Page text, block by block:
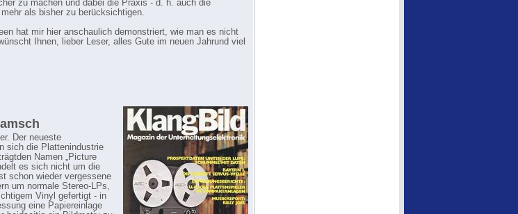
zu machen und dabei die Praxis - d. h. auch die
als bisher zu berücksichtigen.
hat mir hier anschaulich demonstriert, wie man es nicht
Ihnen, lieber Leser, alles Gute im neuen Jahrund viel
Der neueste
sich die Plattenindustrie
Namen „Picture
es sich nicht um die
schon wieder vergessene
um normale Stereo-LPs,
Vinyl gefertigt - in
eine Papiereinlage